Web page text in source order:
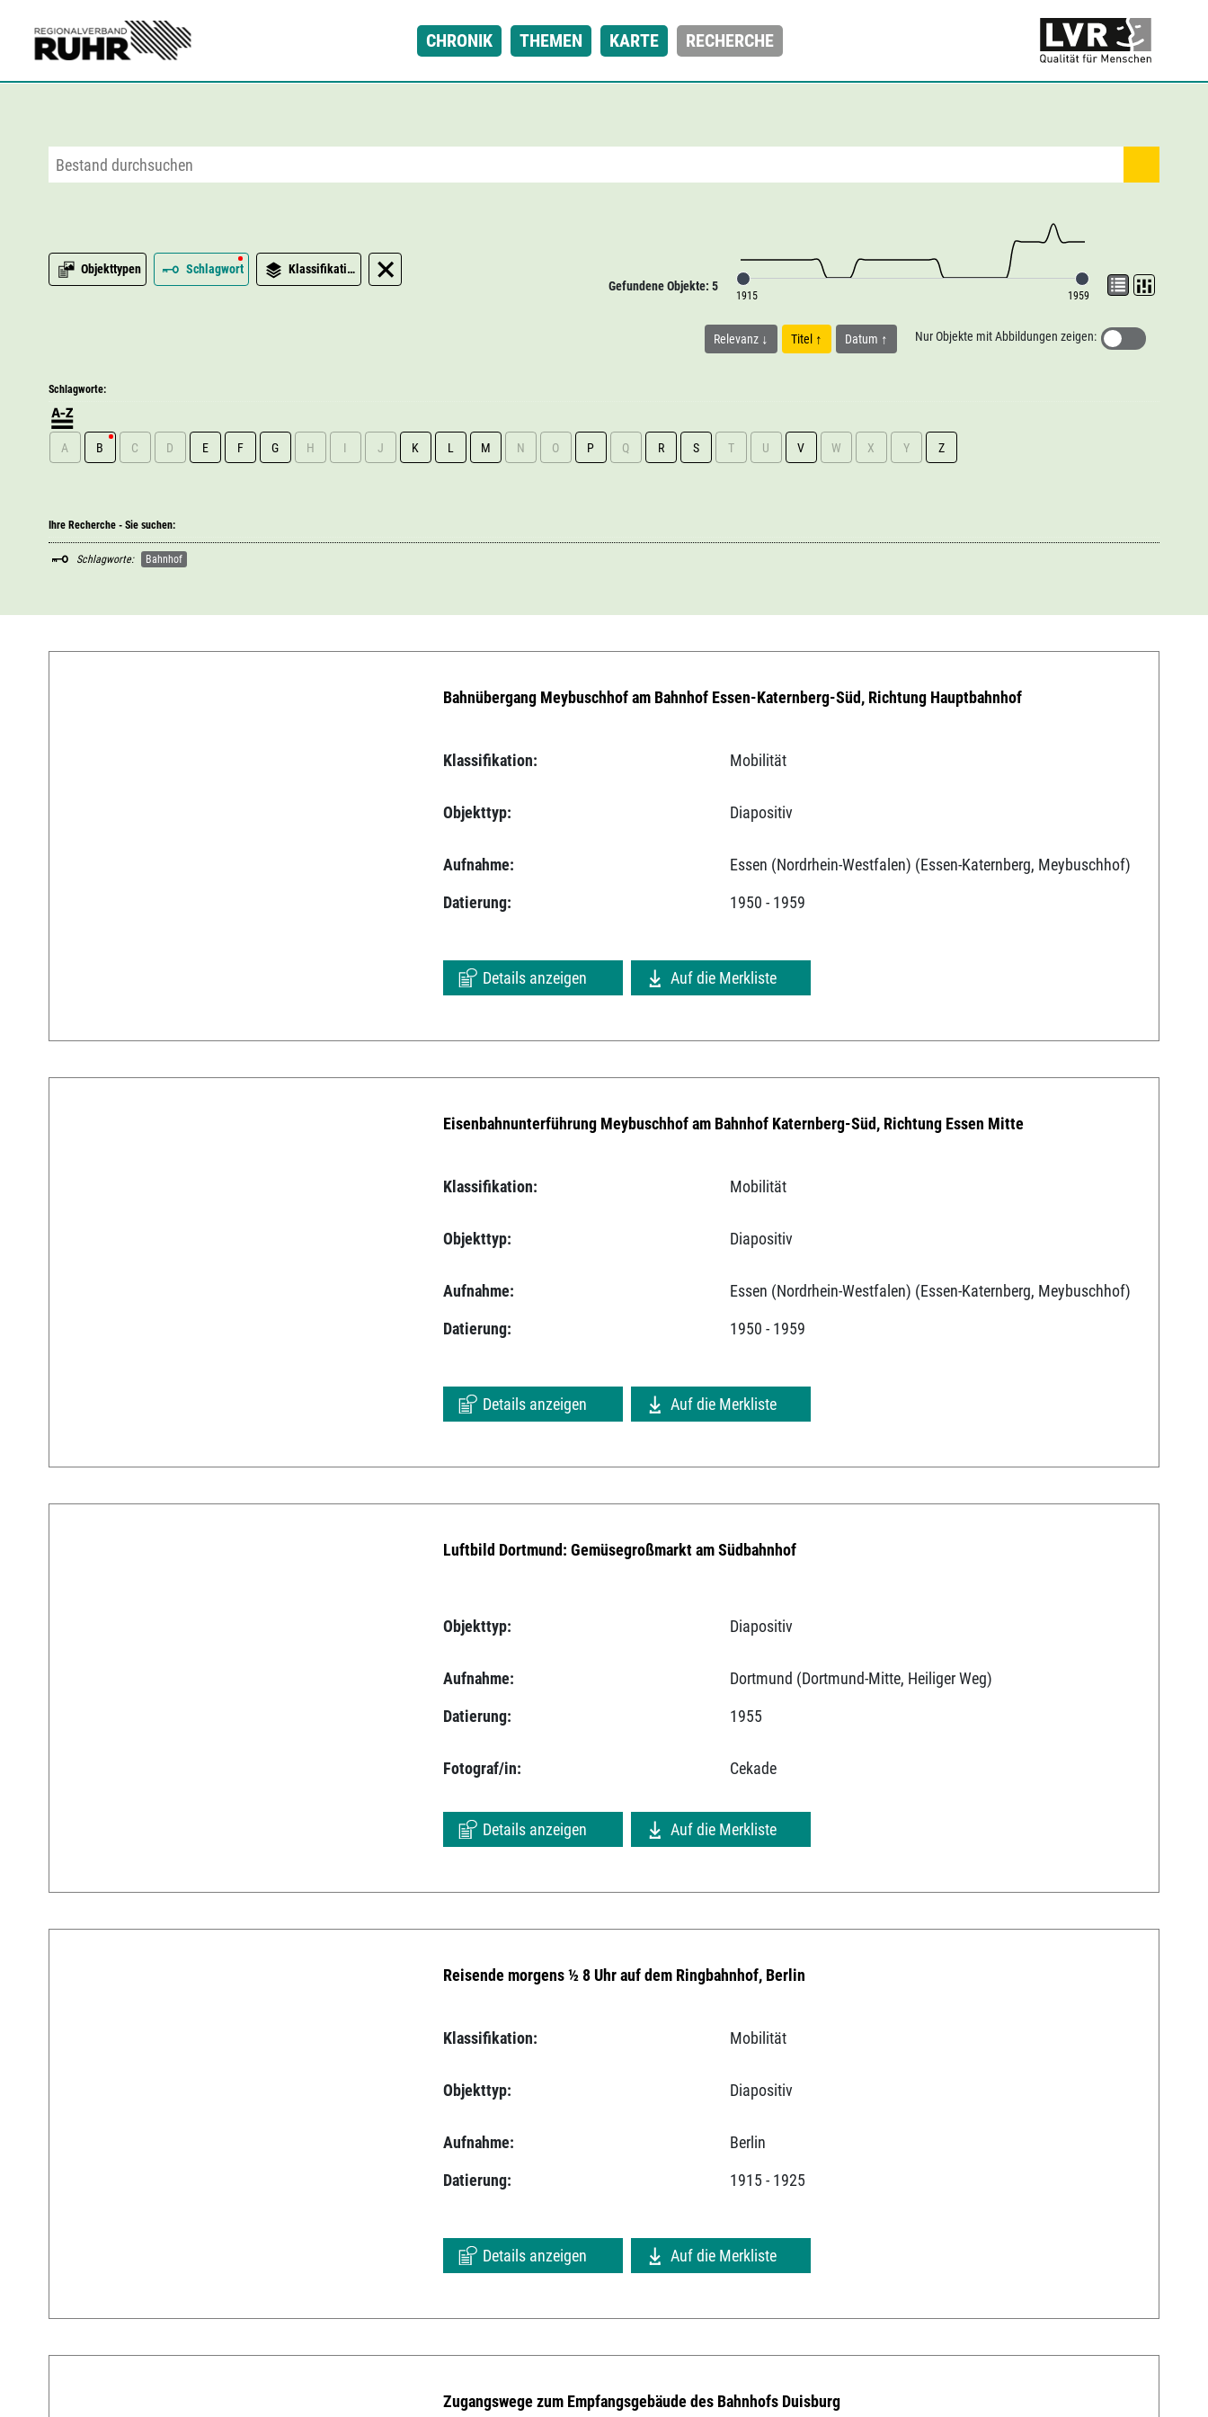
CHRONIK THEMEN KARTE RECHERCHE
Objekttypen Schlagwort
Klassifikation
Gefundene Objekte: 5
1915 1959
Relevanz Titel Datum Nur Objekte mit Abbildungen zeigen:
Schlagworte:
A B C D E F G H I J K L M N O P Q R S T U V W X Y Z
Ihre Recherche - Sie suchen:
Schlagworte: Bahnhof
Bahnübergang Meybuschhof am Bahnhof Essen-Katernberg-Süd, Richtung Hauptbahnhof
Klassifikation: Mobilität
Objekttyp: Diapositiv
Aufnahme:
Essen (Nordrhein-Westfalen) (Essen-Katernberg, Meybuschhof)
Datierung:
1950 - 1959
Details anzeigen Auf die Merkliste
Eisenbahnunterführung Meybuschhof am Bahnhof Katernberg-Süd, Richtung Essen Mitte
Klassifikation: Mobilität
Objekttyp: Diapositiv
Aufnahme:
Essen (Nordrhein-Westfalen) (Essen-Katernberg, Meybuschhof)
Datierung:
1950 - 1959
Details anzeigen Auf die Merkliste
Luftbild Dortmund: Gemüsegroßmarkt am Südbahnhof
Objekttyp: Diapositiv
Aufnahme:
Dortmund (Dortmund-Mitte, Heiliger Weg)
Datierung:
1955
Fotograf/in: Cekade
Details anzeigen Auf die Merkliste
Reisende morgens ½ 8 Uhr auf dem Ringbahnhof, Berlin
Klassifikation: Mobilität
Objekttyp: Diapositiv
Aufnahme:
Berlin
Datierung:
1915 - 1925
Details anzeigen Auf die Merkliste
Zugangswege zum Empfangsgebäude des Bahnhofs Duisburg